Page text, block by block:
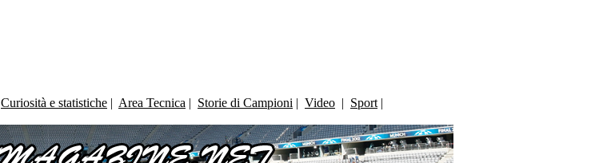
Curiosità e statistiche | Area Tecnica | Storie di Campioni | Video | Sport |